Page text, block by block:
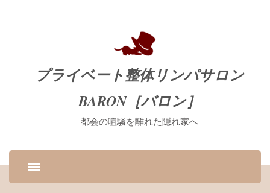
プライベート整体リンパサロン
BARON［バロン］
都会の喧騒を離れた隠れ家へ